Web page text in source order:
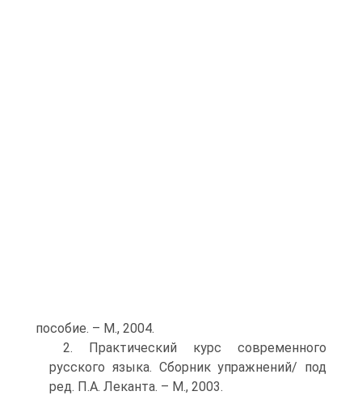
пособие. – М., 2004.
2. Практический курс современного
русского языка. Сборник упражнений/ под
ред. П.А. Леканта. – М., 2003.